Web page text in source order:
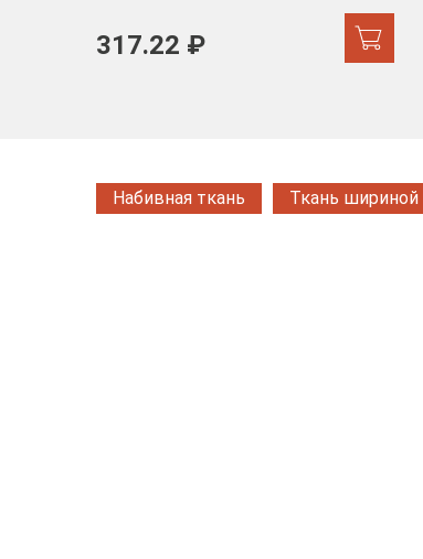
317.22 ₽
Набивная ткань Ткань